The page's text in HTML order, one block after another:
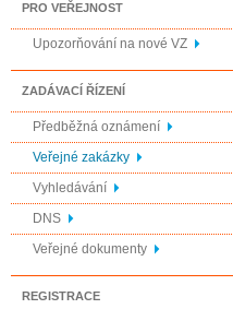
PRO VEŘEJNOST
Upozorňování na nové VZ
ZADÁVACÍ ŘÍZENÍ
Předběžná oznámení
Veřejné zakázky
Vyhledávání
DNS
Veřejné dokumenty
REGISTRACE